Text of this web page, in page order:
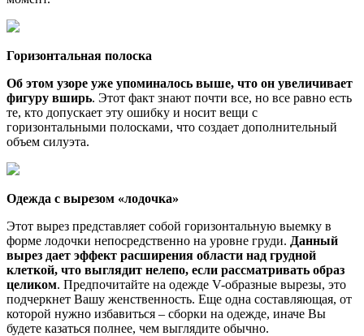
Горизонтальная полоска
Об этом узоре уже упоминалось выше, что он увеличивает
фигуру вширь. Этот факт знают почти все, но все равно есть
те, кто допускает эту ошибку и носит вещи с
горизонтальными полосками, что создает дополнительный
объем силуэта.
Одежда с вырезом «лодочка»
Этот вырез представляет собой горизонтальную выемку в
форме лодочки непосредственно на уровне груди. Данный
вырез дает эффект расширения области над грудной
клеткой, что выглядит нелепо, если рассматривать образ
целиком. Предпочитайте на одежде V-образные вырезы, это
подчеркнет Вашу женственность. Еще одна составляющая, от
которой нужно избавиться – сборки на одежде, иначе Вы
будете казаться полнее, чем выглядите обычно.